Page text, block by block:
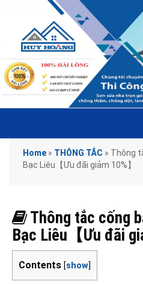
Home » THÔNG TẮC » Thông
Bạc Liêu【Ưu đãi giảm 10%】
Thông tắc cống
Bạc Liêu【Ưu đãi
Contents [show]